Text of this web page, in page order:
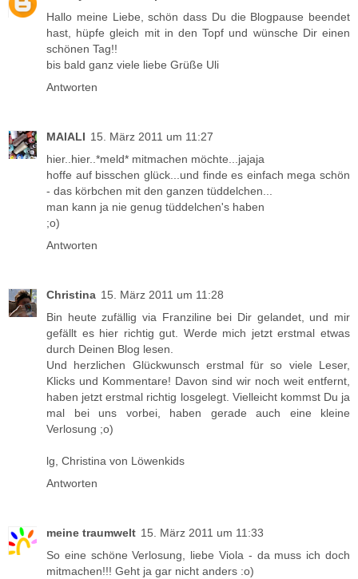
Hallo meine Liebe, schön dass Du die Blogpause beendet
hast, hüpfe gleich mit in den Topf und wünsche Dir einen
schönen Tag!!
bis bald ganz viele liebe Grüße Uli
Antworten
MAIALI 15. März 2011 um 11:27
hier..hier..*meld* mitmachen möchte...jajaja
hoffe auf bisschen glück...und finde es einfach mega schön
- das körbchen mit den ganzen tüddelchen...
man kann ja nie genug tüddelchen's haben
;o)
Antworten
Christina 15. März 2011 um 11:28
Bin heute zufällig via Franziline bei Dir gelandet, und mir
gefällt es hier richtig gut. Werde mich jetzt erstmal etwas
durch Deinen Blog lesen.
Und herzlichen Glückwunsch erstmal für so viele Leser,
Klicks und Kommentare! Davon sind wir noch weit entfernt,
haben jetzt erstmal richtig losgelegt. Vielleicht kommst Du ja
mal bei uns vorbei, haben gerade auch eine kleine
Verlosung ;o)
lg, Christina von Löwenkids
Antworten
meine traumwelt 15. März 2011 um 11:33
So eine schöne Verlosung, liebe Viola - da muss ich doch
mitmachen!!! Geht ja gar nicht anders :o)